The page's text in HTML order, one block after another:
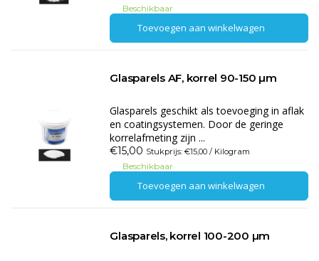
Beschikbaar
Toevoegen aan winkelwagen
Glasparels AF, korrel 90-150 µm
Glasparels geschikt als toevoeging in aflak
en coatingsystemen. Door de geringe
korrelafmeting zijn ...
€15,00 Stukprijs: €15,00 / Kilogram
Beschikbaar
Toevoegen aan winkelwagen
Glasparels, korrel 100-200 µm